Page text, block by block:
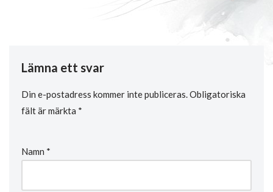
Lämna ett svar
Din e-postadress kommer inte publiceras.Obligatoriska
fält är märkta *
Namn *